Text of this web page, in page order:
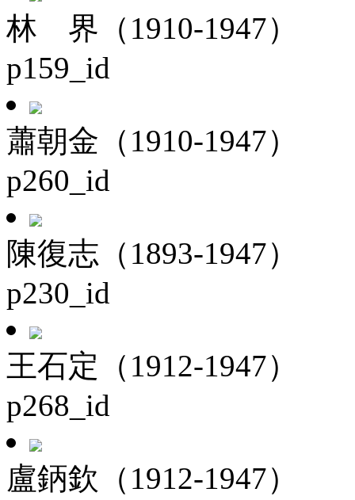
林 界（1910-1947）
p159_id
蕭朝金（1910-1947）
p260_id
陳復志（1893-1947）
p230_id
王石定（1912-1947）
p268_id
盧鈵欽（1912-1947）